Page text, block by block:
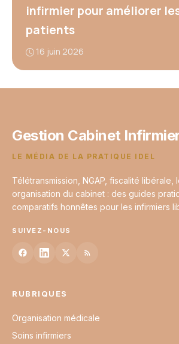
infirmier pour améliorer
patients
16 juin 2026
Gestion Cabinet
LE MÉDIA DE LA PRATIQUE IDEL
Télétransmission, NGAP, fiscalité libérale,
organisation du cabinet : des guides
comparatifs honnêtes pour les infirmiers
SUIVEZ-NOUS
RUBRIQUES
Organisation médicale
Soins infirmiers